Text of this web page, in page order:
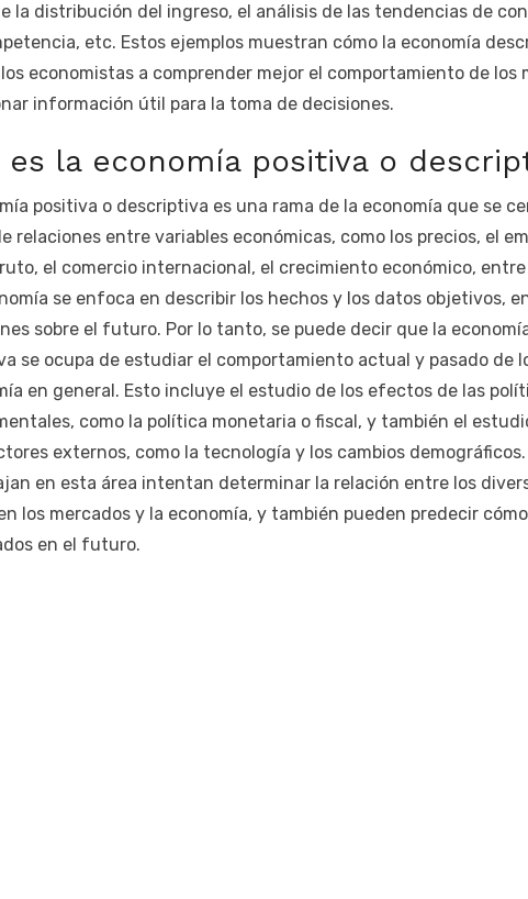
la distribución del ingreso, el análisis de las tendencias de
etc. Estos ejemplos muestran cómo la economía
economistas a comprender mejor el comportamiento de los
información útil para la toma de decisiones.
es la economía positiva o
positiva o descriptiva es una rama de la economía que se
relaciones entre variables económicas, como los precios, el
el comercio internacional, el crecimiento económico, entre
se enfoca en describir los hechos y los datos objetivos,
sobre el futuro. Por lo tanto, se puede decir que la
se ocupa de estudiar el comportamiento actual y pasado de
en general. Esto incluye el estudio de los efectos de las
como la política monetaria o fiscal, y también el
externos, como la tecnología y los cambios
en esta área intentan determinar la relación entre los
los mercados y la economía, y también pueden predecir
en el futuro.